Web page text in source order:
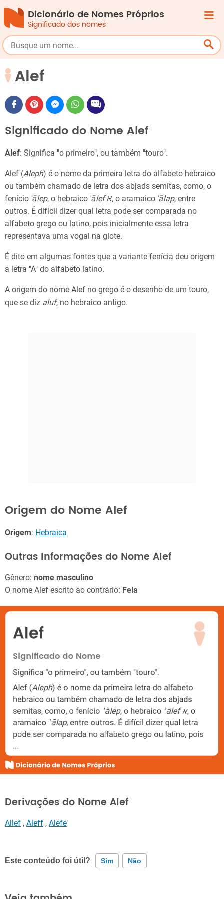
Dicionário de Nomes Próprios
Significado dos nomes
Alef
Significado do Nome Alef
Alef: Significa "o primeiro", ou também "touro".
Alef (Aleph) é o nome da primeira letra do alfabeto hebraico
ou também chamado de letra dos abjads semitas, como, o
fenício ʾālep, o hebraico ʾālef א, o aramaico ʾālap, entre
outros. É difícil dizer qual letra pode ser comparada no
alfabeto grego ou latino, pois inicialmente essa letra
representava uma vogal na glote.
É dito em algumas fontes que a variante fenícia deu origem
a letra "A" do alfabeto latino.
A origem do nome Alef no grego é o desenho de um touro,
que se diz aluf, no hebraico antigo.
Origem do Nome Alef
Origem: Hebraica
Outras Informações do Nome Alef
Gênero: nome masculino
O nome Alef escrito ao contrário: Fela
Derivações do Nome Alef
Allef , Aleff , Alefe
Este conteúdo foi útil? Sim Não
Este conteúdo contém informação incorreta